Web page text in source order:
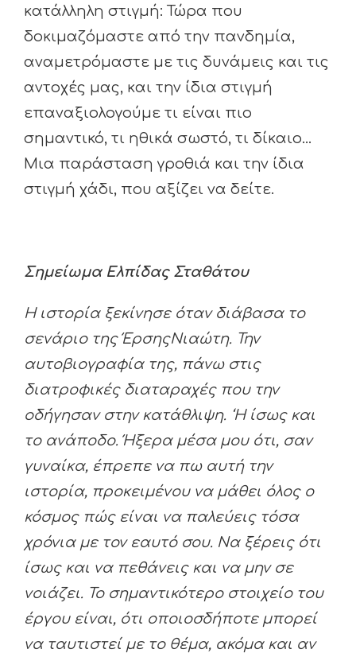
κατάλληλη στιγμή: Τώρα που
δοκιμαζόμαστε από την πανδημία,
αναμετρόμαστε με τις δυνάμεις και τις
αντοχές μας, και την ίδια στιγμή
επαναξιολογούμε τι είναι πιο
σημαντικό, τι ηθικά σωστό, τι δίκαιο…
Μια παράσταση γροθιά και την ίδια
στιγμή χάδι, που αξίζει να δείτε.
Σημείωμα Ελπίδας Σταθάτου
Η ιστορία ξεκίνησε όταν διάβασα το
σενάριο της ΈρσηςΝιαώτη. Την
αυτοβιογραφία της, πάνω στις
διατροφικές διαταραχές που την
οδήγησαν στην κατάθλιψη. ‘Η ίσως και
το ανάποδο. Ήξερα μέσα μου ότι, σαν
γυναίκα, έπρεπε να πω αυτή την
ιστορία, προκειμένου να μάθει όλος ο
κόσμος πώς είναι να παλεύεις τόσα
χρόνια με τον εαυτό σου. Να ξέρεις ότι
ίσως και να πεθάνεις και να μην σε
νοιάζει. Το σημαντικότερο στοιχείο του
έργου είναι, ότι οποιοσδήποτε μπορεί
να ταυτιστεί με το θέμα, ακόμα και αν